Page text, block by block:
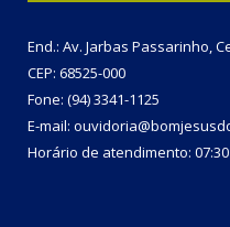
End.: Av. Jarbas Passarinho,
CEP: 68525-000
Fone: (94) 3341-1125
E-mail:
Horário de atendimento: